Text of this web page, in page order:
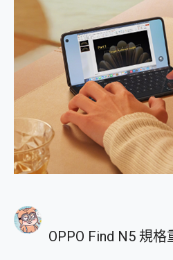
OPPO Find N5 規格